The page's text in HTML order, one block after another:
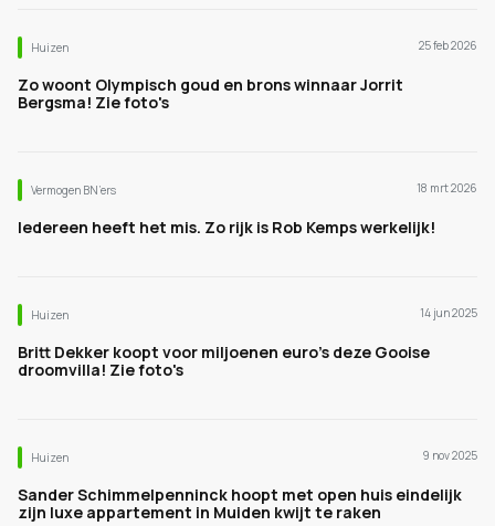
Huizen 25 feb 2026
Zo woont Olympisch goud en brons winnaar Jorrit
Bergsma! Zie foto's
Vermogen BN’ers 18 mrt 2026
Iedereen heeft het mis. Zo rijk is Rob Kemps werkelijk!
Huizen 14 jun 2025
Britt Dekker koopt voor miljoenen euro's deze Gooise
droomvilla! Zie foto's
Huizen 9 nov 2025
Sander Schimmelpenninck hoopt met open huis eindelijk
zijn luxe appartement in Muiden kwijt te raken